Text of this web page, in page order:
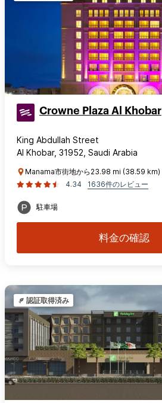
Crowne Plaza Al Khobar
King Abdullah Street
Al Khobar, 31952, Saudi Arabia
Manama市街地から23.98 mi (38.59 km)
4.34
1636件のレビュー
駐車場
料金の確認
認証取得済み